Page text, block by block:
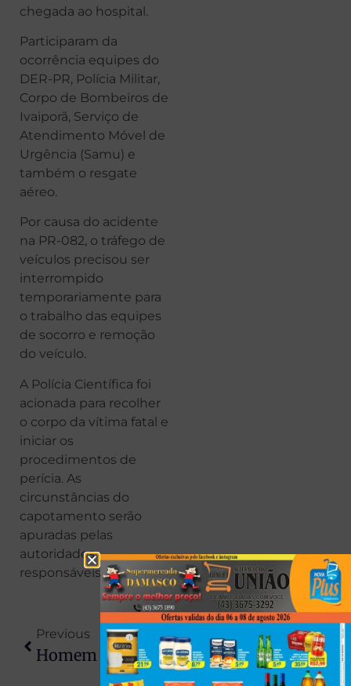
chegada ao hospital.
Participaram da
ocorrência equipes do
DER-PR, Polícia Militar,
Corpo de Bombeiros de
Ivaiporã, Serviço de
Atendimento Móvel de
Urgência (Samu) e
também o resgate
aéreo.
Por causa do acidente
na PR-082, o tráfego de
veículos precisou ser
interrompido
temporariamente para
o trabalho das equipes
de socorro e remoção
do veículo.
A Polícia Científica foi
acionada para recolher
o corpo da vítima fatal e
iniciar os
procedimentos de
perícia. As
circunstâncias do
capotamento serão
apuradas pelas
autoridades
responsáveis.
Previous
Homem Percorreu Quase 2 Mil Km Para Matar Ex-Companheira No PR Após 17 Dias De Planejamento
Next
Delegacia De Jaguapitã Cumpre Mandado E Prende Investigado Por Homicídio Qualificado